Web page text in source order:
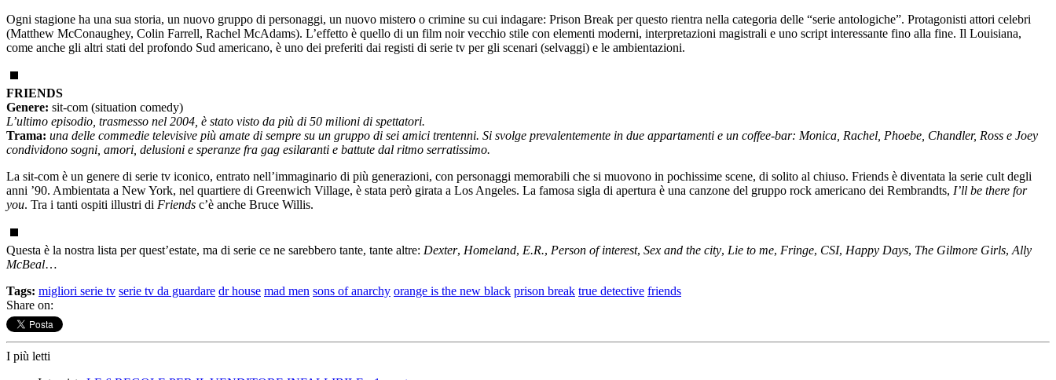
Ogni stagione ha una sua storia, un nuovo gruppo di personaggi, un nuovo mistero o crimine su cui indagare: Prison Break per questo rientra nella categoria delle “serie antologiche”. Protagonisti attori celebri
(Matthew McConaughey, Colin Farrell, Rachel McAdams). L’effetto è quello di un film noir vecchio stile con elementi moderni, interpretazioni magistrali e uno script interessante fino alla fine. Il Louisiana,
come anche gli altri stati del profondo Sud americano, è uno dei preferiti dai registi di serie tv per gli scenari (selvaggi) e le ambientazioni.
FRIENDS
Genere: sit-com (situation comedy)
L’ultimo episodio, trasmesso nel 2004, è stato visto da più di 50 milioni di spettatori.
Trama: una delle commedie televisive più amate di sempre su un gruppo di sei amici trentenni. Si svolge prevalentemente in due appartamenti e un coffee-bar: Monica, Rachel, Phoebe, Chandler, Ross e Joey
condividono sogni, amori, delusioni e speranze fra gag esilaranti e battute dal ritmo serratissimo.
La sit-com è un genere di serie tv iconico, entrato nell’immaginario di più generazioni, con personaggi memorabili che si muovono in pochissime scene, di solito al chiuso. Friends è diventata la serie cult degli
anni ’90. Ambientata a New York, nel quartiere di Greenwich Village, è stata però girata a Los Angeles. La famosa sigla di apertura è una canzone del gruppo rock americano dei Rembrandts, I’ll be there for
you. Tra i tanti ospiti illustri di Friends c’è anche Bruce Willis.
Questa è la nostra lista per quest’estate, ma di serie ce ne sarebbero tante, tante altre: Dexter, Homeland, E.R., Person of interest, Sex and the city, Lie to me, Fringe, CSI, Happy Days, The Gilmore Girls, Ally
McBeal…
Tags: migliori serie tv serie tv da guardare dr house mad men sons of anarchy orange is the new black prison break true detective friends
Share on:
I più letti